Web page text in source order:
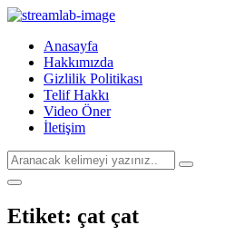
Anasayfa
Hakkımızda
Gizlilik Politikası
Telif Hakkı
Video Öner
İletişim
Etiket: çat çat